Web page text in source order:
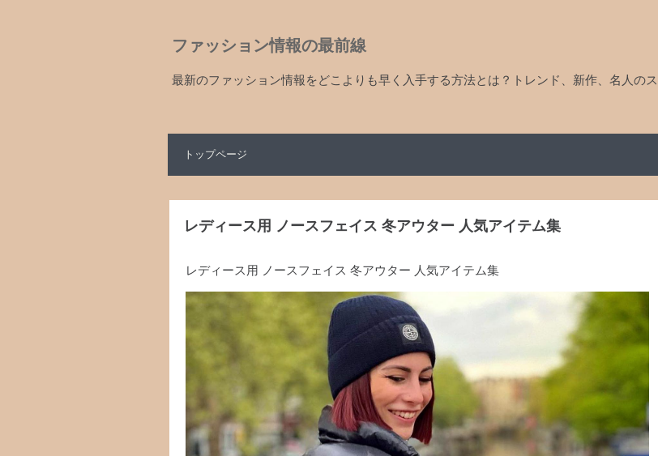
ファッション情報の最前線
最新のファッション情報をどこよりも早く入手する方法とは？トレンド、新作、名人の
トップページ
レディース用 ノースフェイス 冬アウター 人気アイテム集
レディース用 ノースフェイス 冬アウター 人気アイテム集